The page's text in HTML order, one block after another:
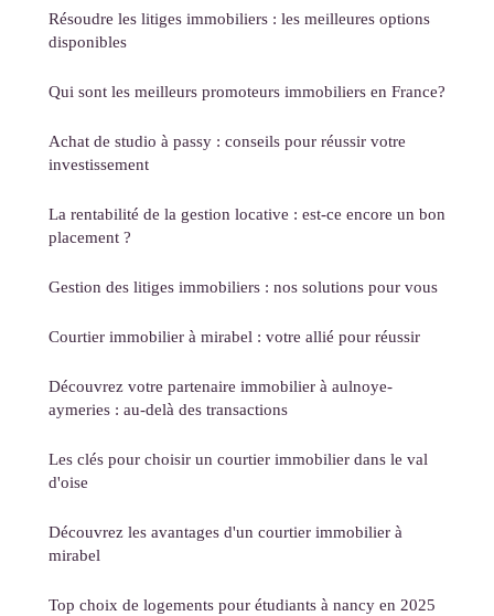
Résoudre les litiges immobiliers : les meilleures options
disponibles
Qui sont les meilleurs promoteurs immobiliers en France?
Achat de studio à passy : conseils pour réussir votre
investissement
La rentabilité de la gestion locative : est-ce encore un bon
placement ?
Gestion des litiges immobiliers : nos solutions pour vous
Courtier immobilier à mirabel : votre allié pour réussir
Découvrez votre partenaire immobilier à aulnoye-
aymeries : au-delà des transactions
Les clés pour choisir un courtier immobilier dans le val
d'oise
Découvrez les avantages d'un courtier immobilier à
mirabel
Top choix de logements pour étudiants à nancy en 2025